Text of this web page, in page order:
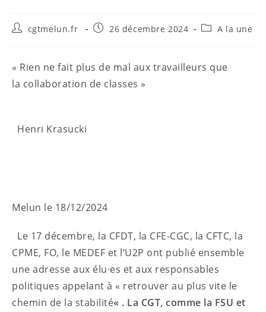
Auteur/autrice
publication :
cgtmelun.fr
Publication
26 décembre 2024
PostA la une
« Rien ne fait plus de mal aux travailleurs que
la collaboration de classes »
Henri Krasucki
Melun le 18/12/2024
Le 17 décembre, la CFDT, la CFE-CGC, la CFTC, la
CPME, FO, le MEDEF et l’U2P ont publié ensemble
une adresse aux élu·es et aux responsables
politiques appelant à « retrouver au plus vite le
chemin de la stabilité« . La CGT, comme la FSU et